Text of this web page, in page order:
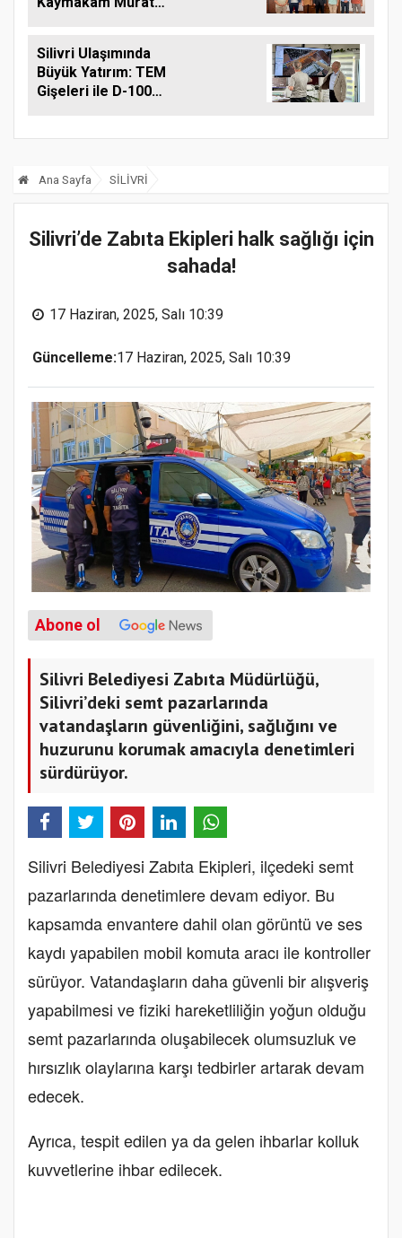
Silivri Ulaşımında
Büyük Yatırım: TEM
Gişeleri ile D-100
Ana Sayfa SİLİVRİ
Silivri’de Zabıta Ekipleri halk sağlığı için
sahada!
17 Haziran, 2025, Salı 10:39
Güncelleme:17 Haziran, 2025, Salı 10:39
Abone ol
Silivri Belediyesi Zabıta Müdürlüğü,
Silivri’deki semt pazarlarında
vatandaşların güvenliğini, sağlığını ve
huzurunu korumak amacıyla denetimleri
sürdürüyor.
Silivri Belediyesi Zabıta Ekipleri, ilçedeki semt
pazarlarında denetimlere devam ediyor. Bu
kapsamda envantere dahil olan görüntü ve ses
kaydı yapabilen mobil komuta aracı ile kontroller
sürüyor. Vatandaşların daha güvenli bir alışveriş
yapabilmesi ve fiziki hareketliliğin yoğun olduğu
semt pazarlarında oluşabilecek olumsuzluk ve
hırsızlık olaylarına karşı tedbirler artarak devam
edecek.
Ayrıca, tespit edilen ya da gelen ihbarlar kolluk
kuvvetlerine ihbar edilecek.